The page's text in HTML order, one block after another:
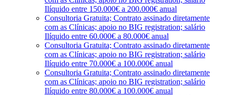
Ilíquido entre 150.000€ a 200.000€ anual
Consultoria Gratuita; Contrato assinado diretamente
com as Clínicas; apoio no BIG registration; salário
Ilíquido entre 60.000€ a 80.000€ anual
Consultoria Gratuita; Contrato assinado diretamente
com as Clínicas; apoio no BIG registration; salário
Ilíquido entre 70.000€ a 100.000€ anual
Consultoria Gratuita; Contrato assinado diretamente
com as Clínicas; apoio no BIG registration; salário
Ilíquido entre 80.000€ a 100.000€ anual